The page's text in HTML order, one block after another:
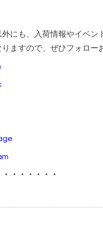
にも、入荷情報やイベ
ますので、ぜひフォロー
・・・・・・